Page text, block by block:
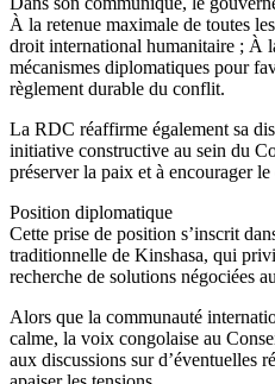
À la retenue maximale de toutes
droit international humanitaire ; À
mécanismes diplomatiques pour
règlement durable du conflit.
La RDC réaffirme également sa
initiative constructive au sein du
préserver la paix et à encourager
Position diplomatique
Cette prise de position s’inscrit
traditionnelle de Kinshasa, qui
recherche de solutions négociées
Alors que la communauté
calme, la voix congolaise au
aux discussions sur d’éventuelles